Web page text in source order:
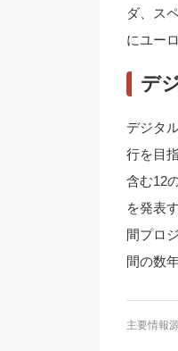
ダ、ス
にユー
デ
デジタ
行を目
含む12
を発表
間プロ
間の数
主要情報